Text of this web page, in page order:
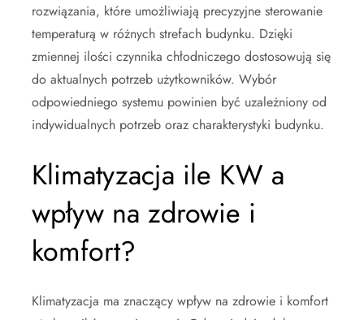
rozwiązania, które umożliwiają precyzyjne sterowanie
temperaturą w różnych strefach budynku. Dzięki
zmiennej ilości czynnika chłodniczego dostosowują się
do aktualnych potrzeb użytkowników. Wybór
odpowiedniego systemu powinien być uzależniony od
indywidualnych potrzeb oraz charakterystyki budynku.
Klimatyzacja ile KW a
wpływ na zdrowie i
komfort?
Klimatyzacja ma znaczący wpływ na zdrowie i komfort